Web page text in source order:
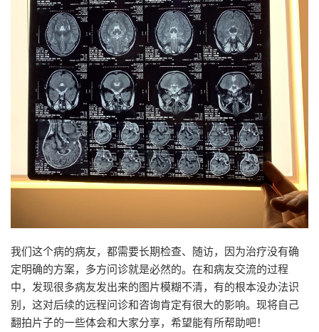
我们这个病的病友，都需要长期检查、随访，因为治疗没有确
定明确的方案，多方问诊就是必然的。在和病友交流的过程
中，发现很多病友发出来的图片模糊不清，有的根本没办法识
别，这对后续的远程问诊和咨询肯定有很大的影响。现将自己
翻拍片子的一些体会和大家分享，希望能有所帮助吧！